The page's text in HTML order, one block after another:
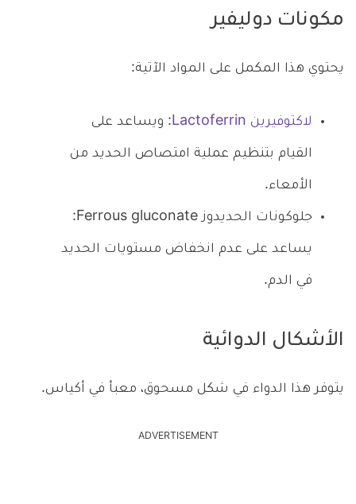
مكونات دوليفير
يحتوي هذا المكمل على المواد الآتية:
لاكتوفيرين Lactoferrin : ويساعد على
القيام بتنظيم عملية امتصاص الحديد من
الأمعاء.
جلوكونات الحديدوز Ferrous gluconate:
يساعد على عدم انخفاض مستويات الحديد
في الدم.
الأشكال الدوائية
يتوفر هذا الدواء في شكل مسحوق، معبأ في أكياس.
ADVERTISEMENT